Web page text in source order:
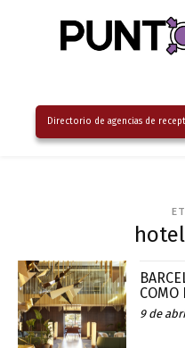
Directorio de agencias de
COMO
9 de